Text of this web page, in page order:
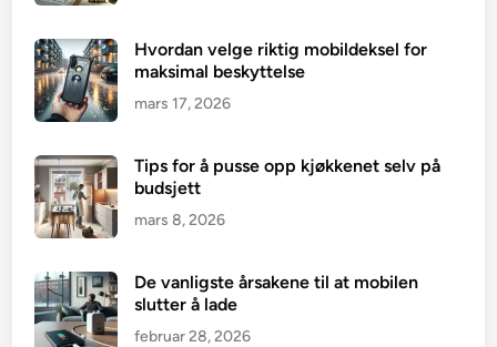
Hvordan velge riktig mobildeksel for
maksimal beskyttelse
mars 17, 2026
Tips for å pusse opp kjøkkenet selv på
budsjett
mars 8, 2026
De vanligste årsakene til at mobilen
slutter å lade
februar 28, 2026